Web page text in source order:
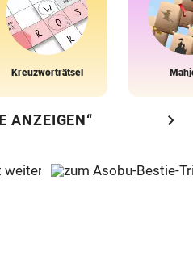
Kreuzworträtsel
ANZEIGEN“ chevron_right